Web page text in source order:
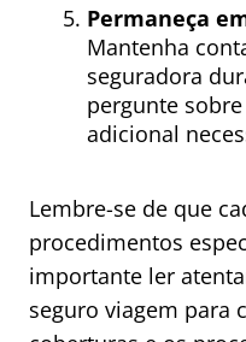
Permaneça
Mantenha
seguradora
pergunte
adicional
Lembre-se de que
procedimentos
importante ler
seguro viagem para